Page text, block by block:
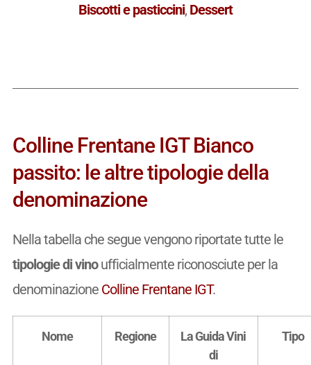
Biscotti e pasticcini, Dessert
Colline Frentane IGT Bianco
passito: le altre tipologie della
denominazione
Nella tabella che segue vengono riportate tutte le
tipologie di vinoufficialmente riconosciute per la
denominazione Colline Frentane IGT.
Nome Regione
La Guida Vini
di
Tipo